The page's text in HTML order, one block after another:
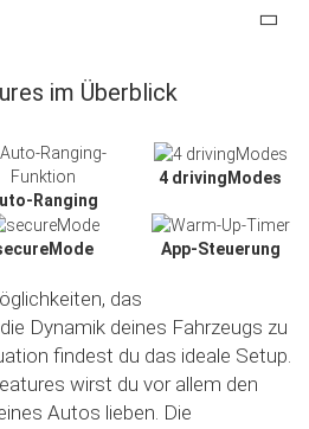
im Überblick
Ranging
4 drivingModes
App-Steuerung
das
Dynamik deines Fahrzeugs zu
findest du das ideale Setup.
wirst du vor allem den
Autos lieben. Die